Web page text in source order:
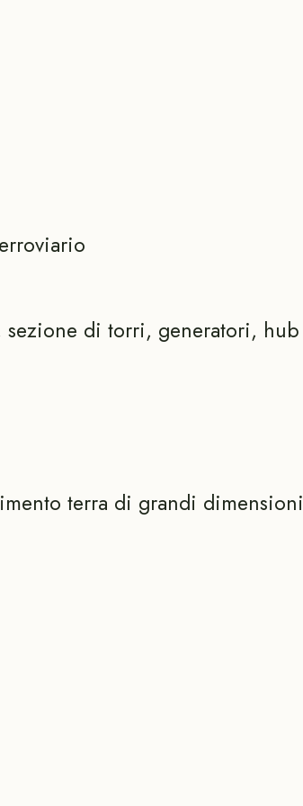
di torri, generatori, hub
terra di grandi dimensioni